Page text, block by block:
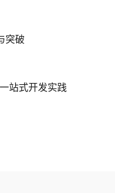
突破
站式开发实践